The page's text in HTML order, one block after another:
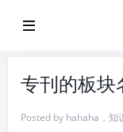
专刊的板块
Posted by hahaha ， 知